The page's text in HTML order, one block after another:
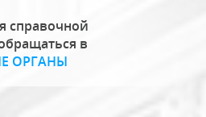
справочной
в
ОРГАНЫ